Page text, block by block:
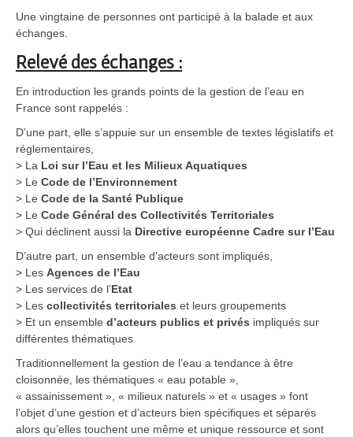
Une vingtaine de personnes ont participé à la balade et aux
échanges.
Relevé des échanges :
En introduction les grands points de la gestion de l’eau en
France sont rappelés :
D’une part, elle s’appuie sur un ensemble de textes législatifs et
réglementaires,
> La Loi sur l’Eau et les Milieux Aquatiques
> Le Code de l’Environnement
> Le Code de la Santé Publique
> Le Code Général des Collectivités Territoriales
> Qui déclinent aussi la Directive européenne Cadre sur l’Eau
D’autre part, un ensemble d’acteurs sont impliqués,
> Les Agences de l’Eau
> Les services de l’Etat
> Les collectivités territoriales et leurs groupements
> Et un ensemble d’acteurs publics et privés impliqués sur
différentes thématiques
Traditionnellement la gestion de l’eau a tendance à être
cloisonnée, les thématiques « eau potable »,
« assainissement », « milieux naturels » et « usages » font
l’objet d’une gestion et d’acteurs bien spécifiques et séparés
alors qu’elles touchent une même et unique ressource et sont